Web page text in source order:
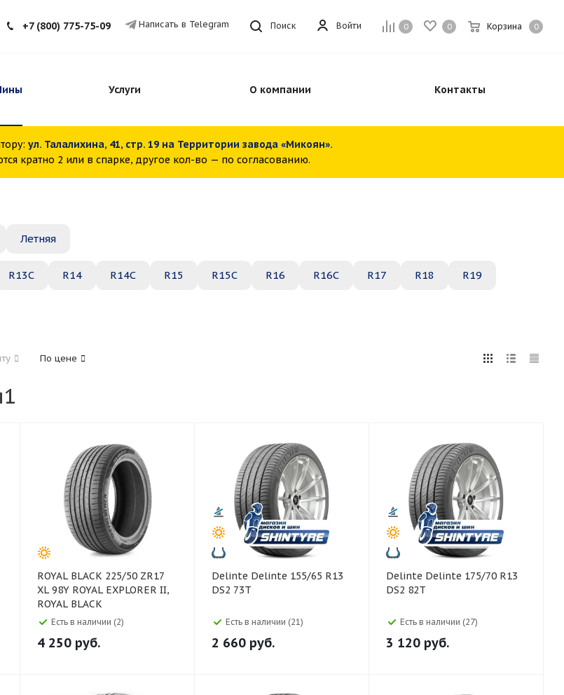
0 0 Корзина 0
Войти
Поиск
+7 (800) 775-75-09 Написать в Telegram
Услуги О компании Контакты
ул. Талалихина, 41, стр. 19 на Территории завода «Микоян».
кратно 2 или в спарке, другое кол-во — по согласованию.
Летняя
R13C R14 R14C R15 R15C R16 R16C R17 R18 R19
По цене
ROYAL BLACK 225/50 ZR17
XL 98Y ROYAL EXPLORER II,
ROYAL BLACK
Есть в наличии (2)
4 250 руб.
Delinte Delinte 155/65 R13
DS2 73T
Есть в наличии (21)
2 660 руб.
Delinte Delinte 175/70 R13
DS2 82T
Есть в наличии (27)
3 120 руб.